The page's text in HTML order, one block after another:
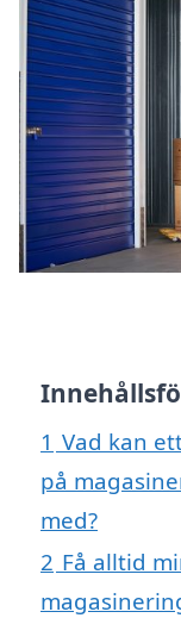
1 Vad kan
på
med?
2 Få alltid